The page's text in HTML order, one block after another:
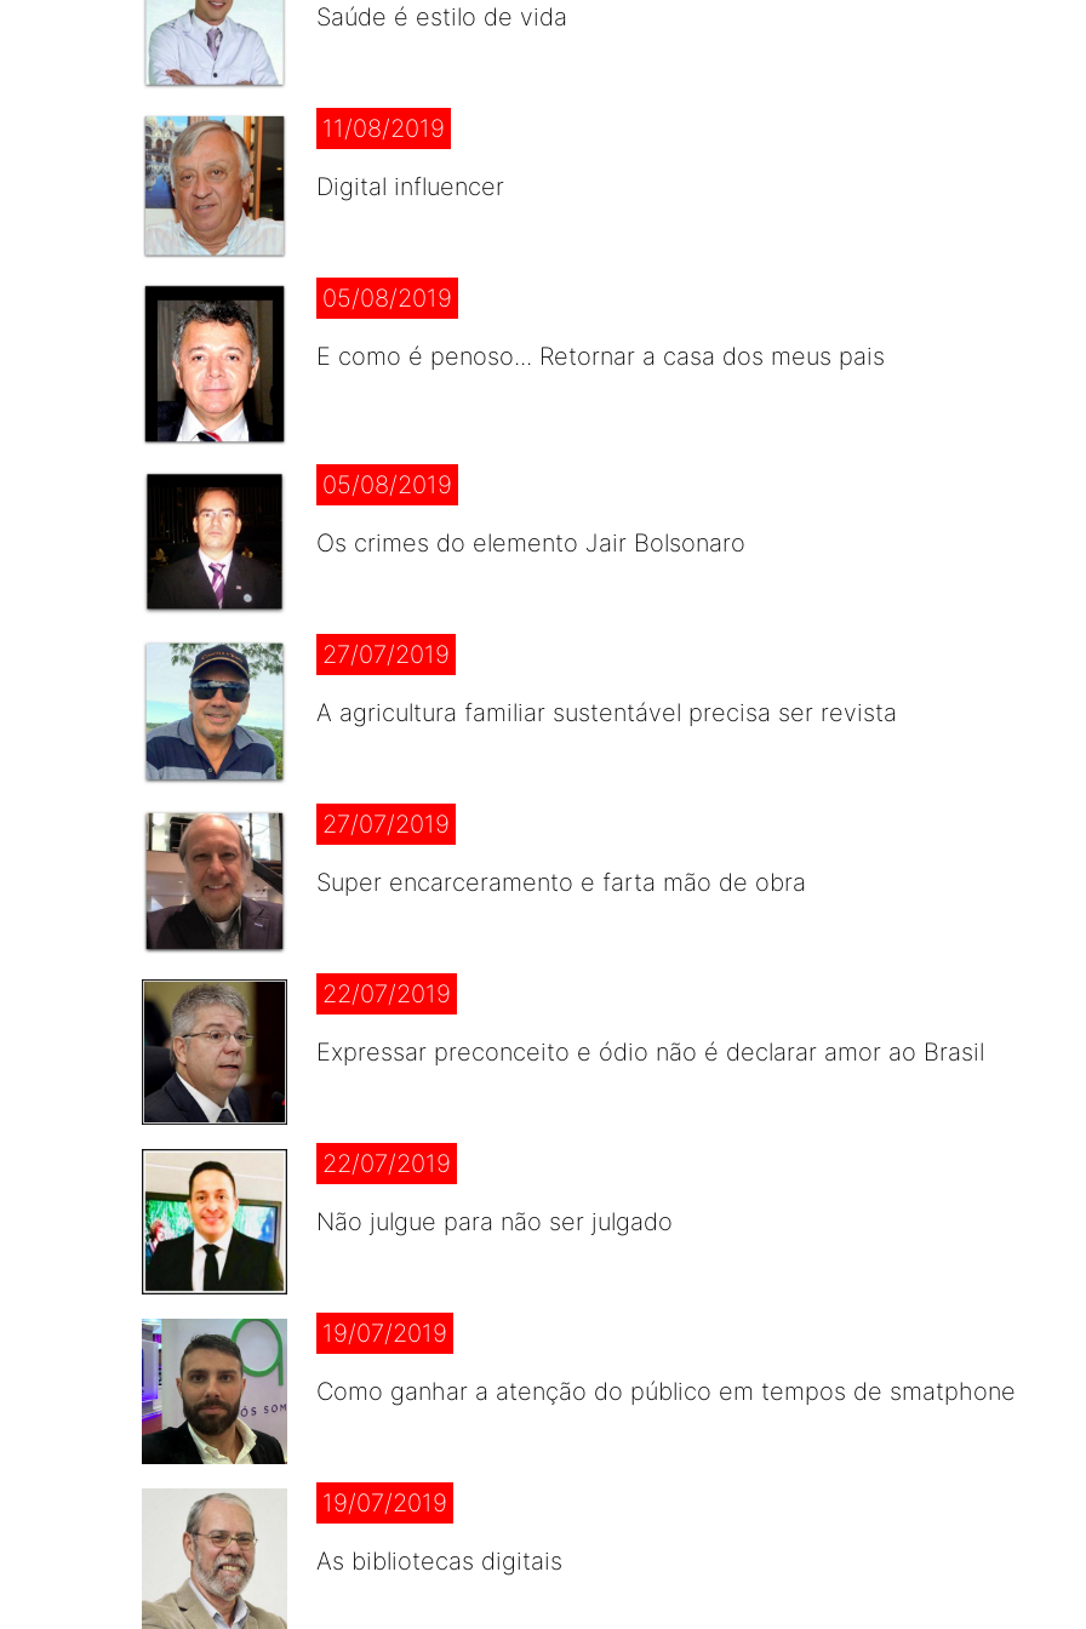
Saúde é estilo de vida
11/08/2019
Digital influencer
05/08/2019
E como é penoso... Retornar a casa dos meus pais
05/08/2019
Os crimes do elemento Jair Bolsonaro
27/07/2019
A agricultura familiar sustentável precisa ser revista
27/07/2019
Super encarceramento e farta mão de obra
22/07/2019
Expressar preconceito e ódio não é declarar amor ao Brasil
22/07/2019
Não julgue para não ser julgado
19/07/2019
Como ganhar a atenção do público em tempos de smatphone
19/07/2019
As bibliotecas digitais